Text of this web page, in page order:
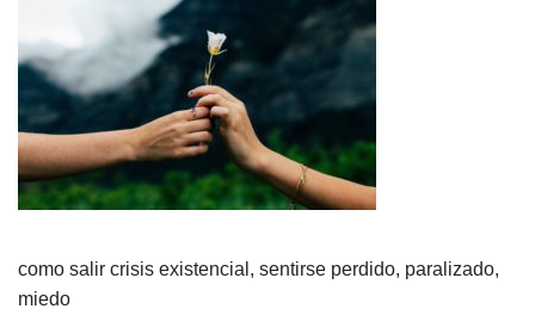
como salir crisis existencial, sentirse perdido, paralizado,
miedo